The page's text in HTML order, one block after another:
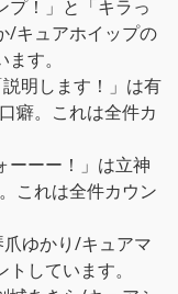
プ！」と「キラっ
/キュアホイップの
す。
明します！」は有
癖。これは全件カ
ーーー！」は立神
これは全件カウン
爪ゆかり/キュアマ
しています。